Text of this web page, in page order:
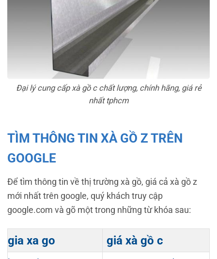
Đại lý cung cấp xà gồ c chất lượng, chính hãng, giá rẻ
nhất tphcm
TÌM THÔNG TIN XÀ GỒ Z TRÊN
GOOGLE
Để tìm thông tin về thị trường xà gồ, giá cả xà gồ z
mới nhất trên google, quý khách truy cập
google.com và gõ một trong những từ khóa sau:
gia xa go giá xà gồ c